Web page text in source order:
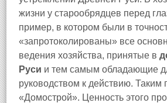
жизни у старообрядцев перед
пример, в котором были в
«запротоколированы» все
ведения хозяйства, принятые в
Руси и тем самым обладающие
руководством к действию.
«Домострой». Ценность этого